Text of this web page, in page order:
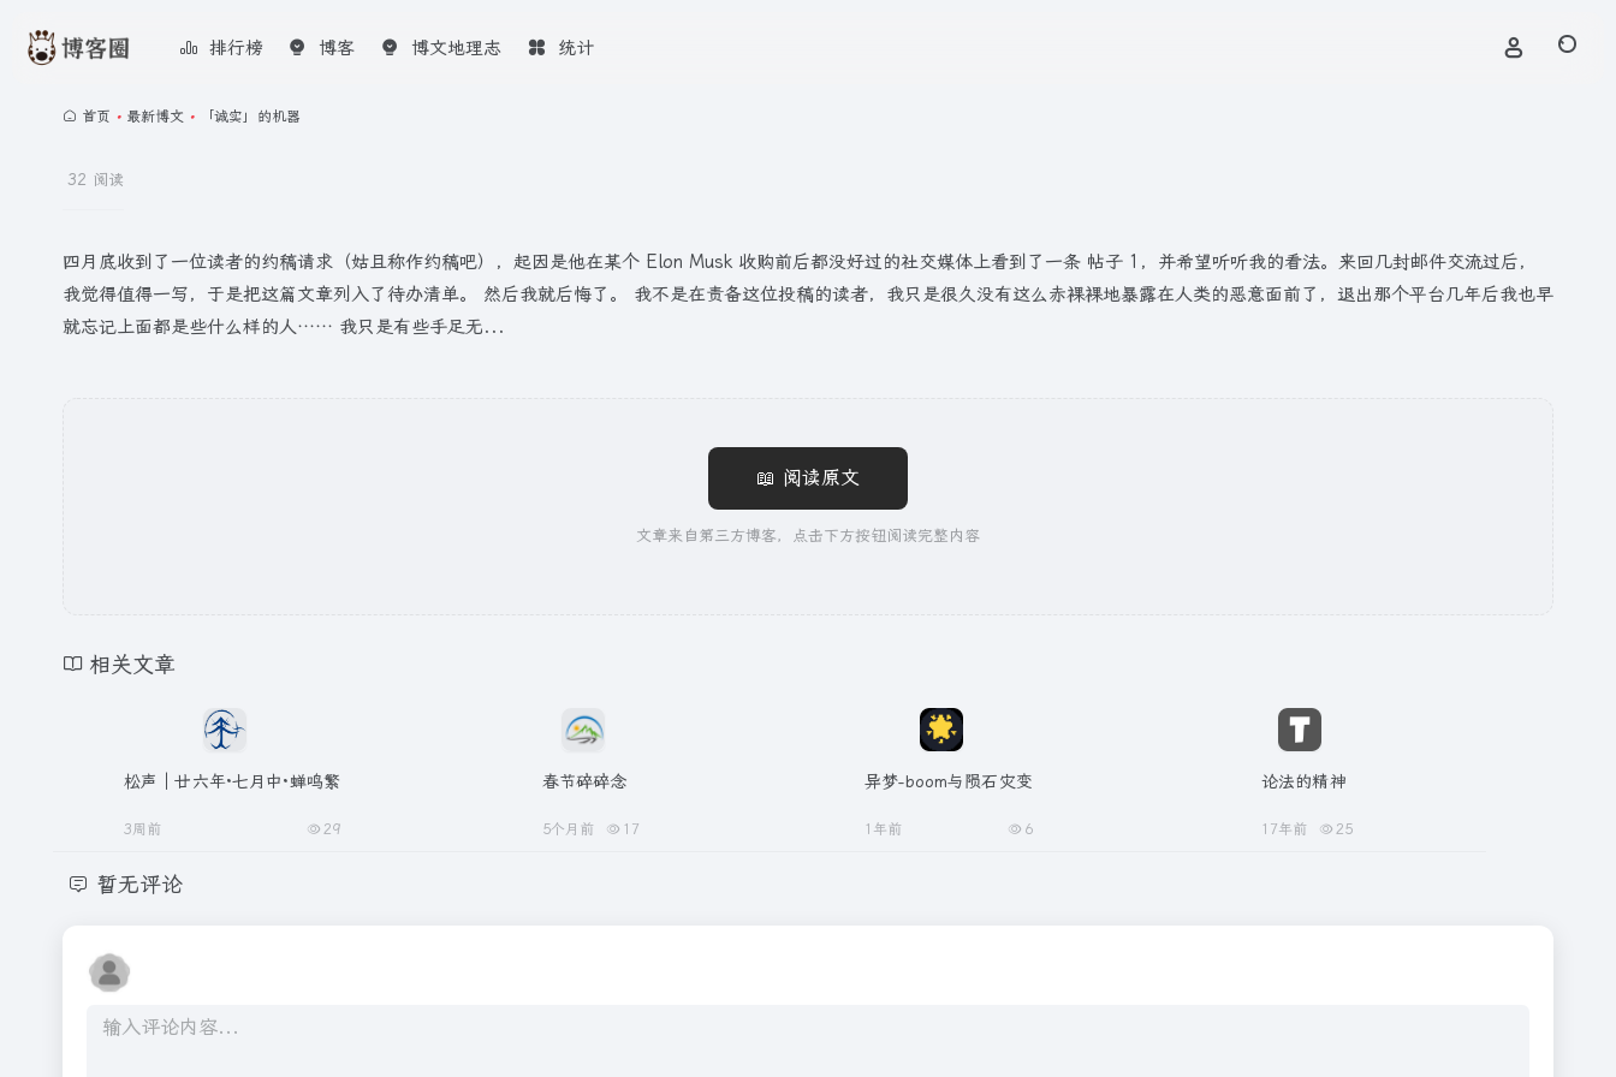
排行榜 博客 博文地理志 统计
首页 • 最新博文 • 「诚实」的机器
32 阅读
四月底收到了一位读者的约稿请求（姑且称作约稿吧），起因是他在某个 Elon Musk 收购前后都没好过的社交媒体上看到了一条 帖子 1，并希望听听我的看法。来回几封邮件交流过后，
我觉得值得一写，于是把这篇文章列入了待办清单。 然后我就后悔了。 我不是在责备这位投稿的读者，我只是很久没有这么赤裸裸地暴露在人类的恶意面前了，退出那个平台几年后我也早
就忘记上面都是些什么样的人…… 我只是有些手足无...
📖 阅读原文
文章来自第三方博客，点击下方按钮阅读完整内容
相关文章
松声｜廿六年·七月中·蝉鸣繁
3周前 29
春节碎碎念
5个月前 17
异梦-boom与陨石灾变
1年前 6
论法的精神
17年前 25
暂无评论